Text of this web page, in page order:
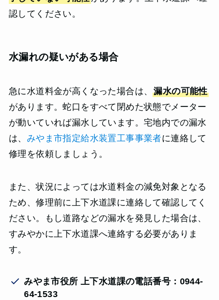
認してください。
水漏れの疑いがある場合
急に水道料金が高くなった場合は、漏水の可能性
があります。蛇口をすべて閉めた状態でメーター
が動いていれば漏水しています。宅地内での漏水
は、 みやま市指定給水装置工事事業者に連絡して
修理を依頼しましょう。
また、状況によっては水道料金の減免対象となる
ため、修理前に上下水道課に連絡して確認してく
ださい。もし道路などの漏水を発見した場合は、
すみやかに上下水道課へ連絡する必要がありま
す。
みやま市役所 上下水道課の電話番号：0944-
64-1533